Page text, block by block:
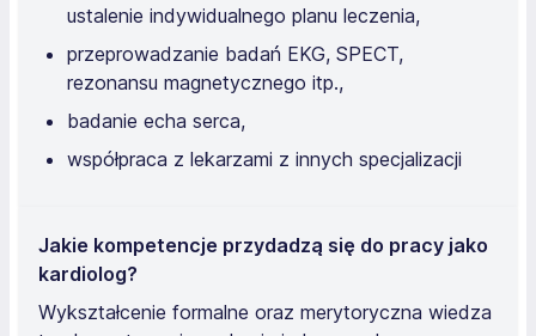
ustalenie indywidualnego planu leczenia,
przeprowadzanie badań EKG, SPECT,
rezonansu magnetycznego itp.,
badanie echa serca,
współpraca z lekarzami z innych specjalizacji
Jakie kompetencje przydadzą się do pracy jako
kardiolog?
Wykształcenie formalne oraz merytoryczna wiedza